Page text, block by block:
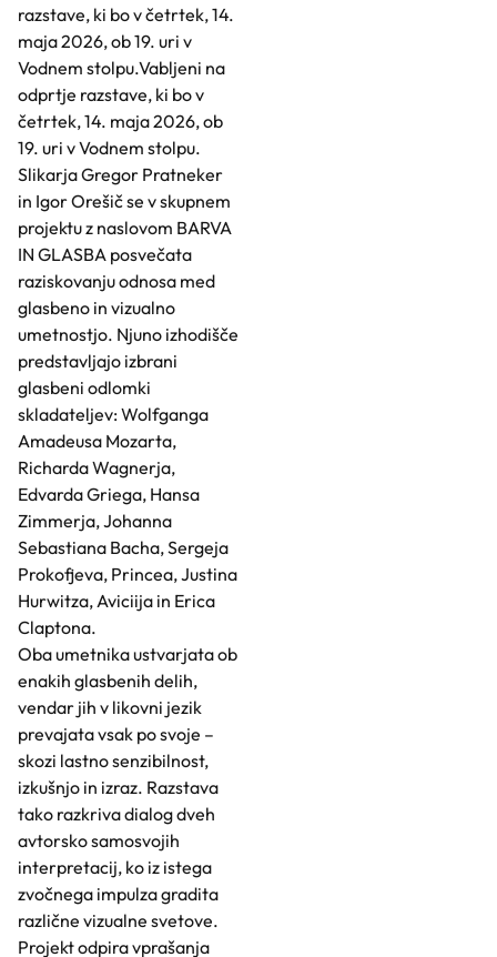
razstave, ki bo v četrtek, 14.
maja 2026, ob 19. uri v
Vodnem stolpu.Vabljeni na
odprtje razstave, ki bo v
četrtek, 14. maja 2026, ob
19. uri v Vodnem stolpu.
Slikarja Gregor Pratneker
in Igor Orešič se v skupnem
projektu z naslovom BARVA
IN GLASBA posvečata
raziskovanju odnosa med
glasbeno in vizualno
umetnostjo. Njuno izhodišče
predstavljajo izbrani
glasbeni odlomki
skladateljev: Wolfganga
Amadeusa Mozarta,
Richarda Wagnerja,
Edvarda Griega, Hansa
Zimmerja, Johanna
Sebastiana Bacha, Sergeja
Prokofjeva, Princea, Justina
Hurwitza, Aviciija in Erica
Claptona.
Oba umetnika ustvarjata ob
enakih glasbenih delih,
vendar jih v likovni jezik
prevajata vsak po svoje –
skozi lastno senzibilnost,
izkušnjo in izraz. Razstava
tako razkriva dialog dveh
avtorsko samosvojih
interpretacij, ko iz istega
zvočnega impulza gradita
različne vizualne svetove.
Projekt odpira vprašanja